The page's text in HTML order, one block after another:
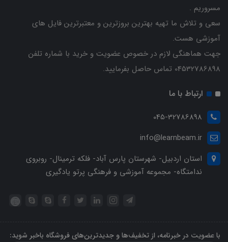
مسروریم .
سعی و تلاش ما تهیه بهترین بروزترین و معتبرترین فایل های
آموزشی هست.
جهت هماهنگی لازم در خصوص عضویت و خرید با شماره تلفن
04532786898 تماس حاصل بفرمایید.
ارتباط با ما
045-32786898
info@learnbeam.ir
استان اردبیل- شهرستان پارس آباد- فلکه ترمینال- روبروی
ندامتگاه- مجموعه آموزشی و فرهنگی پرتو یادگیری
با عضویت در خبرنامه، از تخفیف‌ها و جدیدترین‌های فروشگاه باخبر شوید: